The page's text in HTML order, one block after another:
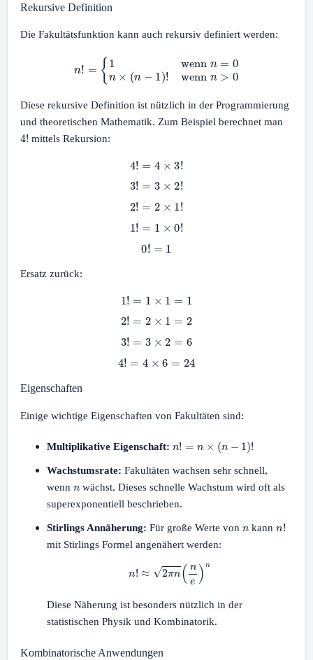
Rekursive Definition
Die Fakultätsfunktion kann auch rekursiv definiert werden:
wenn >0
Diese rekursive Definition ist nützlich in der Programmierung
und theoretischen Mathematik. Zum Beispiel berechnet man
4! mittels Rekursion:
4 4 × 3 !
3
3 ×2 !
2
2×1 !
1
1 ×0 !
0
1
Ersatz zurück:
= × 1
=2 × 1
=3 × 2=
=4 × 6= 24
Eigenschaften
Einige wichtige Eigenschaften von Fakultäten sind:
Multiplikative Eigenschaft: ! 1
Wachstumsrate: Fakultäten wachsen sehr schnell,
wenn
wächst. Dieses schnelle Wachstum wird oft als
superexponentiell beschrieben.
Stirlings Annäherung: Für große Werte von kann
!
mit Stirlings Formel angenähert werden:
2πn(n e )n
Diese Näherung ist besonders nützlich in der
statistischen Physik und Kombinatorik.
Kombinatorische Anwendungen